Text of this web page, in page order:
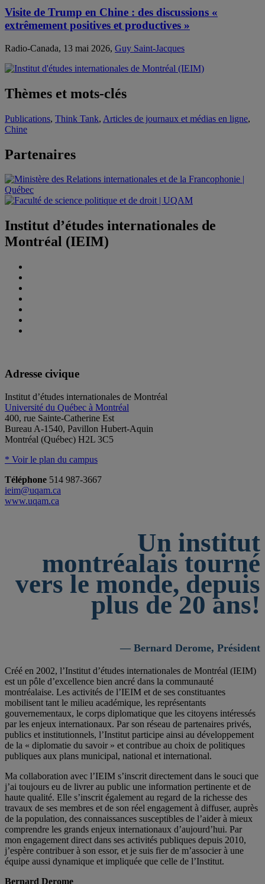
Visite de Trump en Chine : des discussions «
extrêmement positives et productives »
Radio-Canada, 13 mai 2026, Guy Saint-Jacques
Thèmes et mots-clés
Publications, Think Tank, Articles de journaux et médias en ligne,
Chine
Partenaires
Institut d’études internationales de
Montréal (IEIM)
Adresse civique
Institut d’études internationales de Montréal
Université du Québec à Montréal
400, rue Sainte-Catherine Est
Bureau A-1540, Pavillon Hubert-Aquin
Montréal (Québec) H2L 3C5
* Voir le plan du campus
Téléphone 514 987-3667
ieim@uqam.ca
www.uqam.ca
Un institut
montréalais tourné
vers le monde, depuis
plus de 20 ans!
— Bernard Derome, Président
Créé en 2002, l’Institut d’études internationales de Montréal (IEIM)
est un pôle d’excellence bien ancré dans la communauté
montréalaise. Les activités de l’IEIM et de ses constituantes
mobilisent tant le milieu académique, les représentants
gouvernementaux, le corps diplomatique que les citoyens intéressés
par les enjeux internationaux. Par son réseau de partenaires privés,
publics et institutionnels, l’Institut participe ainsi au développement
de la « diplomatie du savoir » et contribue au choix de politiques
publiques aux plans municipal, national et international.
Ma collaboration avec l’IEIM s’inscrit directement dans le souci que
j’ai toujours eu de livrer au public une information pertinente et de
haute qualité. Elle s’inscrit également au regard de la richesse des
travaux de ses membres et de son réel engagement à diffuser, auprès
de la population, des connaissances susceptibles de l’aider à mieux
comprendre les grands enjeux internationaux d’aujourd’hui. Par
mon engagement direct dans ses activités publiques depuis 2010,
j’espère contribuer à son essor, et je suis fier de m’associer à une
équipe aussi dynamique et impliquée que celle de l’Institut.
Bernard Derome